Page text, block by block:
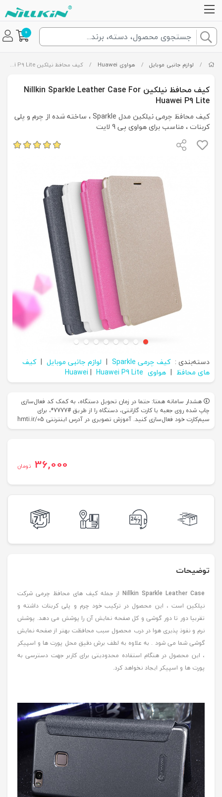
0
/ لوازم جانبی موبایل / هواوی Huawei / کیف محافظ نیلکین Nillkin Sparkle Leather Case For Huawei P9 Lite
کیف محافظ نیلکین Nillkin Sparkle Leather Case For
Huawei P9 Lite
کیف محافظ چرمی نیلکین مدل Sparkle ، ساخته شده از چرم و پلی
کربنات ، مناسب برای هواوی پی 9 لایت
دسته‌بندی : کیف چرمی Sparkle | لوازم جانبی موبایل | کیف
های محافظ | هواوی Huawei | Huawei P9 Lite
هشدار سامانه همتا: حتما در زمان تحویل دستگاه، به کمک کد فعال‌سازی
چاپ شده روی جعبه یا کارت گارانتی، دستگاه را از طریق #7777*، برای
سیم‌کارت خود فعال‌سازی کنید. آموزش تصویری در آدرس اینترنتی hmti.ir/05
36,000 تومان
توضیحات
Nillkin Sparkle Leather Case از جمله کیف های محافظ چرمی شرکت
نیلکین است ، این محصول در ترکیب خود چرم و پلی کربنات داشته و
تقربیا دور تا دور گوشی و کل صفحه نمایش آن را پوشش می دهد. پوشش
نرم و نفوذ پذیری هوا در درب محصول سبب محافظت بهتر از صفحه نمایش
گوشی شما می شود . به علاوه به لطف برش دقیق محل پورت ها و اسپیکر
، این محصول در هنگام استفاده محدودیتی برای کاربر جهت دسترسی به
پورت ها و اسپیکر ایجاد نخواهد کرد.